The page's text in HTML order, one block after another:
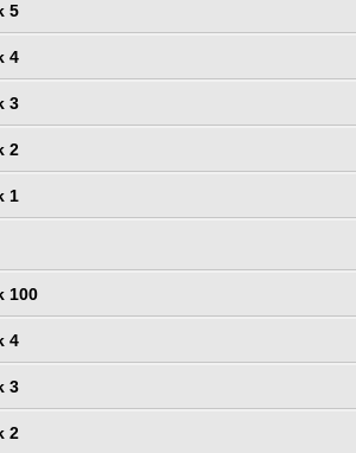
5
4
3
2
1
100
4
3
2